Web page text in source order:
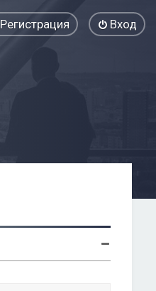
Вход
Регистрация